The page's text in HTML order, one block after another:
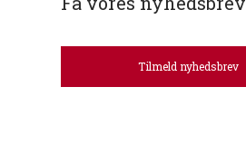
Tilmeld nyhedsbrev